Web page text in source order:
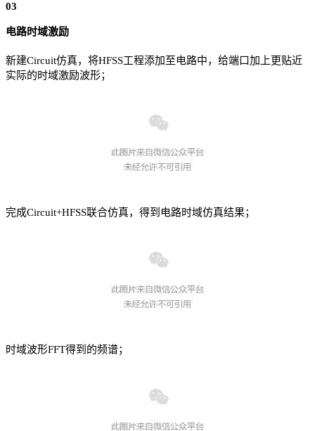
03
电路时域激励
新建Circuit仿真，将HFSS工程添加至电路中，给端口加上更贴近
实际的时域激励波形；
完成Circuit+HFSS联合仿真，得到电路时域仿真结果；
时域波形FFT得到的频谱；